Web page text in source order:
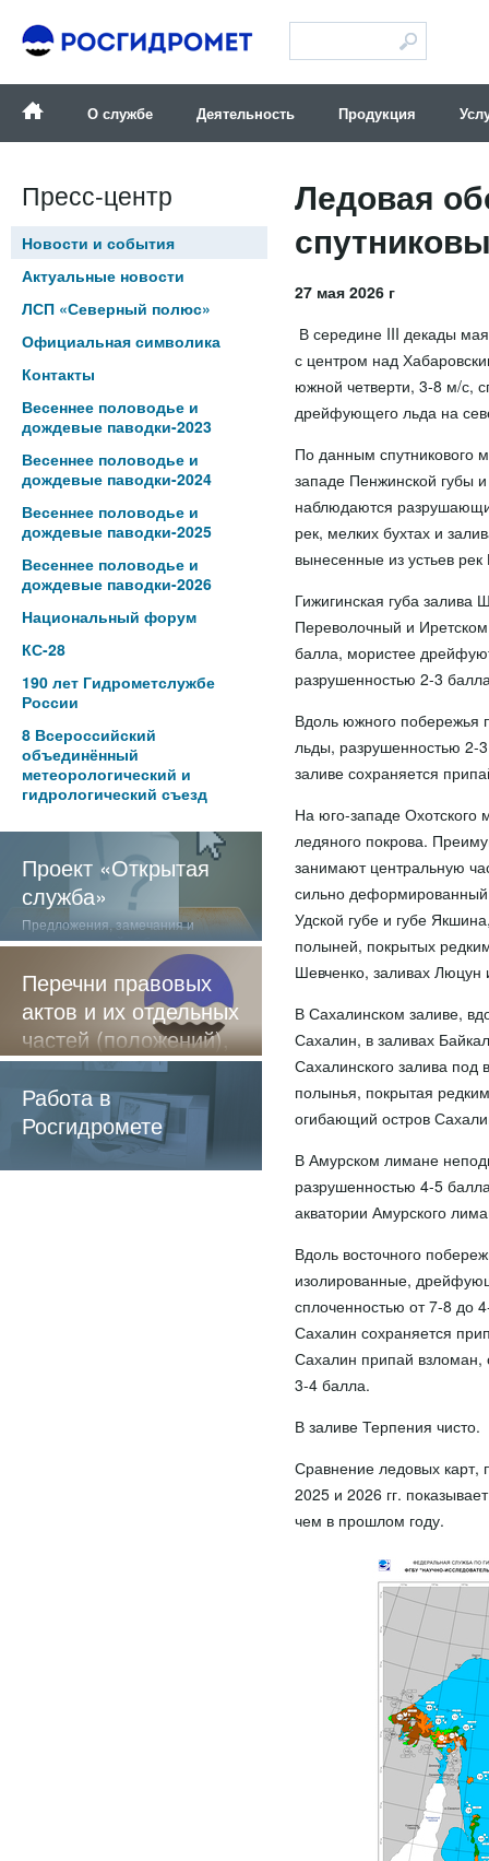
О службе Деятельность Продукция
Пресс-центр
Новости и события
Актуальные новости
ЛСП «Северный полюс»
Официальная символика
Контакты
Весеннее половодье и
дождевые паводки-2023
Весеннее половодье и
дождевые паводки-2024
Весеннее половодье и
дождевые паводки-2025
Весеннее половодье и
дождевые паводки-2026
Национальный форум
КС-28
190 лет Гидрометслужбе
России
8 Всероссийский
объединённый
метеорологический и
гидрологический съезд
Проект «Открытая
служба»
Предложения, замечания и
отзывы о нашей работе
Перечни правовых
актов и их отдельных
частей (положений),
содержащие
обязательные
требования
Работа в
Росгидромете
Ледовая
27 мая 2026 г
В середине III декады
с центром над
южной четверти, 3-8 м/с,
дрейфующего льда на
По данным спутникового
западе Пенжинской губы
наблюдаются
рек, мелких бухтах и
вынесенные из устьев
Гижигинская губа залива
Переволочный и
балла, мористее
разрушенностью 2-3
Вдоль южного
льды, разрушенностью 2-
заливе сохраняется
На юго-западе
ледяного покрова.
занимают центральную
сильно деформированный
Удской губе и губе
полыней, покрытых
Шевченко, заливах Люцун
В Сахалинском заливе,
Сахалин, в заливах
Сахалинского залива
полынья, покрытая
огибающий остров
В Амурском лимане
разрушенностью 4-5
акватории Амурского
Вдоль восточного
изолированные,
сплоченностью от 7-8 до
Сахалин сохраняется
Сахалин припай
3-4 балла.
В заливе Терпения чисто.
Сравнение ледовых
2025 и 2026 гг.
чем в прошлом году.